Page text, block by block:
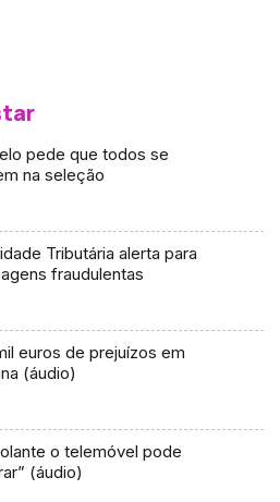
pede que todos se
na seleção
Tributária alerta para
fraudulentas
euros de prejuízos em
(áudio)
o telemóvel pode
(áudio)